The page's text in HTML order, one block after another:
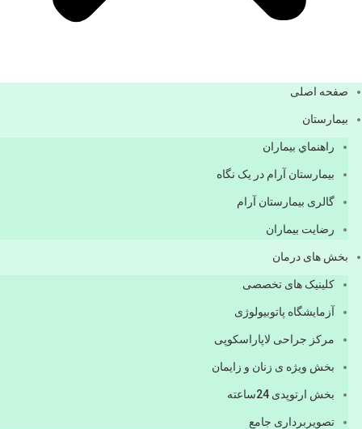
صفحه اصلی
بيمارستان
راهنماي بیماران
بیمارستان آرام در یک نگاه
گالری بیمارستان آرام
رضایت بیماران
بخش های درمان
کلینیک های تخصصی
آزمایشگاه پاتوبیولوژی
مرکز جراحی لاپاراسکوپی
بخش ویژه ی زنان و زایمان
بخش ارتوپدی 24ساعته
تصویربرداری جامع